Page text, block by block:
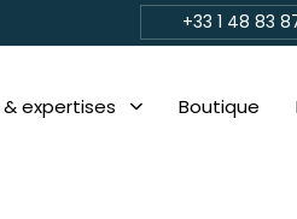
+33 1 48 83
expertises Boutique